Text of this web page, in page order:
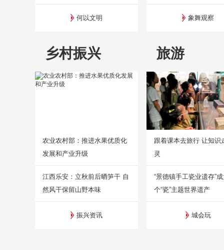
何以文明 象舞观察
乡村振兴
农业农村部：推进水果优质化
发展和产业升级
江西乐安：立秋前后晒笋干 自
然风干保留山野本味
振兴资讯
旅游
跟着课本去旅行 让知识
灵
“景德镇手工瓷业遗存”
个“瓷”主题世界遗产
城会玩